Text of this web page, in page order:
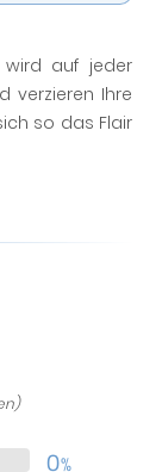
wird auf jeder
verzieren Ihre
so das Flair
0%